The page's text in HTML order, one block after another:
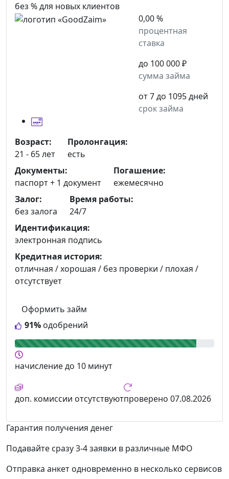
без % для новых клиентов
0,00 %
процентная
ставка
до 100 000 ₽
сумма займа
от 7 до 1095 дней
срок займа
91% одобрений
Оформить займ
Возраст:
21 - 65 лет
Пролонгация:
есть
Документы:
паспорт + 1 документ
Погашение:
ежемесячно
Залог:
без залога
Время работы:
24/7
Идентификация:
электронная подпись
Кредитная история:
отличная / хорошая / без проверки / плохая /
отсутствует
начислениедо 10 минут
доп. комиссии отсутствуютпроверено 07.08.2026
Гарантия получения денег
Подавайте сразу 3-4 заявки в различные МФО
Отправка анкет одновременно в несколько сервисов